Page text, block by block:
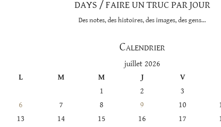
DAYS / FAIRE UN TRUC PAR JOUR
Des notes, des histoires, des images, des gens…
Calendrier
juillet 2026
L
M M J
V
1
2
3
6
7 8 9 10
13
14 15 16 17